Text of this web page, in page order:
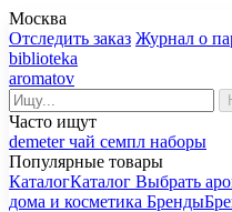
Москва
Отследить заказ Журнал о
biblioteka
aromatov
Часто ищут
demeterчай семпл наборы
Популярные товары
КаталогКаталог Выбрать
дома и косметика Бренды